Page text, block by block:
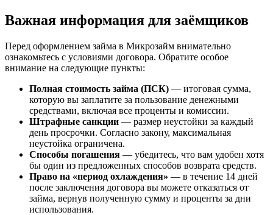
Важная информация для заёмщиков
Перед оформлением займа в Микрозайм внимательно
ознакомьтесь с условиями договора. Обратите особое
внимание на следующие пункты:
Полная стоимость займа (ПСК) — итоговая сумма,
которую вы заплатите за пользование денежными
средствами, включая все проценты и комиссии.
Штрафные санкции — размер неустойки за каждый
день просрочки. Согласно закону, максимальная
неустойка ограничена.
Способы погашения — убедитесь, что вам удобен хотя
бы один из предложенных способов возврата средств.
Право на «период охлаждения» — в течение 14 дней
после заключения договора вы можете отказаться от
займа, вернув полученную сумму и проценты за дни
использования.